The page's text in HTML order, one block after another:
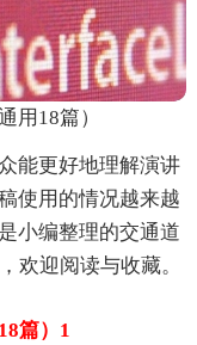
用18篇）
能更好地理解演讲
使用的情况越来越
小编整理的交通道
欢迎阅读与收藏。
篇）1